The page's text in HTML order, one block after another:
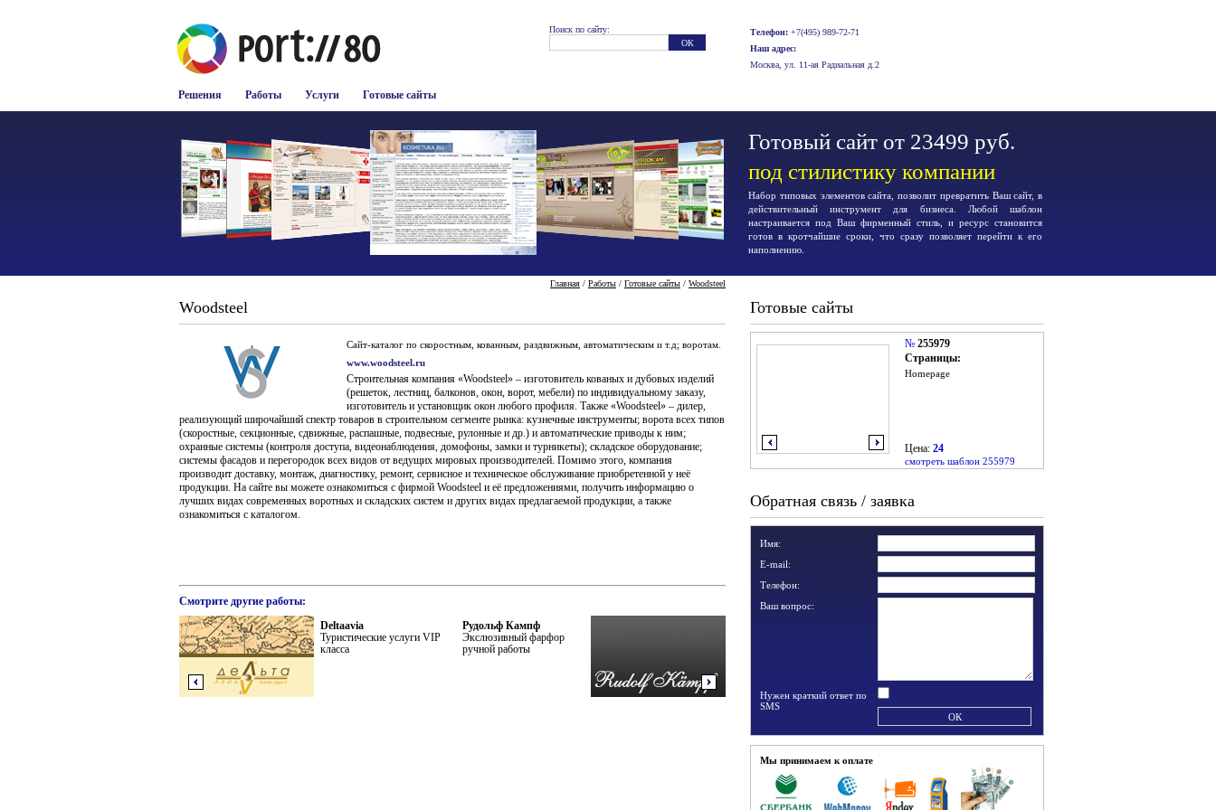
Решения Работы Услуги Готовые сайты
Поиск по сайту: Телефон: +7(495) 989-72-71
Наш адрес:
Москва, ул. 11-ая Радиальная д.2
Готовый сайт от 23499 руб.
под стилистику компании
Набор типовых элементов сайта, позволит превратить Ваш сайт, в
действительный инструмент для бизнеса. Любой шаблон
настраивается под Ваш фирменный стиль, и ресурс становится
готов в кротчайшие сроки, что сразу позволяет перейти к его
наполнению.
Готовые сайты
№ 255979
Страницы:
Homepage
Цена: 24
смотреть шаблон 255979
Обратная связь / заявка
Имя:
E-mail:
Телефон:
Ваш вопрос:
Нужен краткий ответ по
SMS
Мы принимаем к оплате
Главная / Работы / Готовые сайты / Woodsteel
Woodsteel
Сайт-каталог по скоростным, кованным, раздвижным, автоматическим и т.д; воротам.
www.woodsteel.ru
Строительная компания «Woodsteel» – изготовитель кованых и дубовых изделий
(решеток, лестниц, балконов, окон, ворот, мебели) по индивидуальному заказу,
изготовитель и установщик окон любого профиля. Также «Woodsteel» – дилер,
реализующий широчайший спектр товаров в строительном сегменте рынка: кузнечные инструменты; ворота всех типов
(скоростные, секционные, сдвижные, распашные, подвесные, рулонные и др.) и автоматические приводы к ним;
охранные системы (контроля доступа, видеонаблюдения, домофоны, замки и турникеты); складское оборудование;
системы фасадов и перегородок всех видов от ведущих мировых производителей. Помимо этого, компания
производит доставку, монтаж, диагностику, ремонт, сервисное и техническое обслуживание приобретенной у неё
продукции. На сайте вы можете ознакомиться с фирмой Woodsteel и её предложениями, получить информацию о
лучших видах современных воротных и складских систем и других видах предлагаемой продукции, а также
ознакомиться с каталогом.
Смотрите другие работы:
Deltaavia
Туристические услуги VIP
класса
Рудольф Кампф
Экслюзивный фарфор
ручной работы